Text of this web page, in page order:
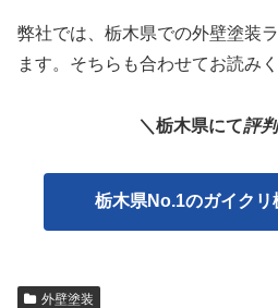
弊社では、栃木県での外壁塗装
ます。そちらも合わせてお読みく
＼栃木県にて評
栃木県No.1のガイクリ
外壁塗装